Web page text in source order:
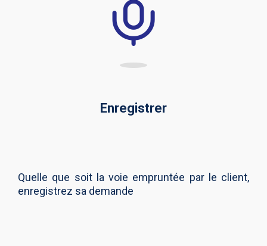
Enregistrer
Quelle que soit la voie empruntée par le client,
enregistrez sa demande